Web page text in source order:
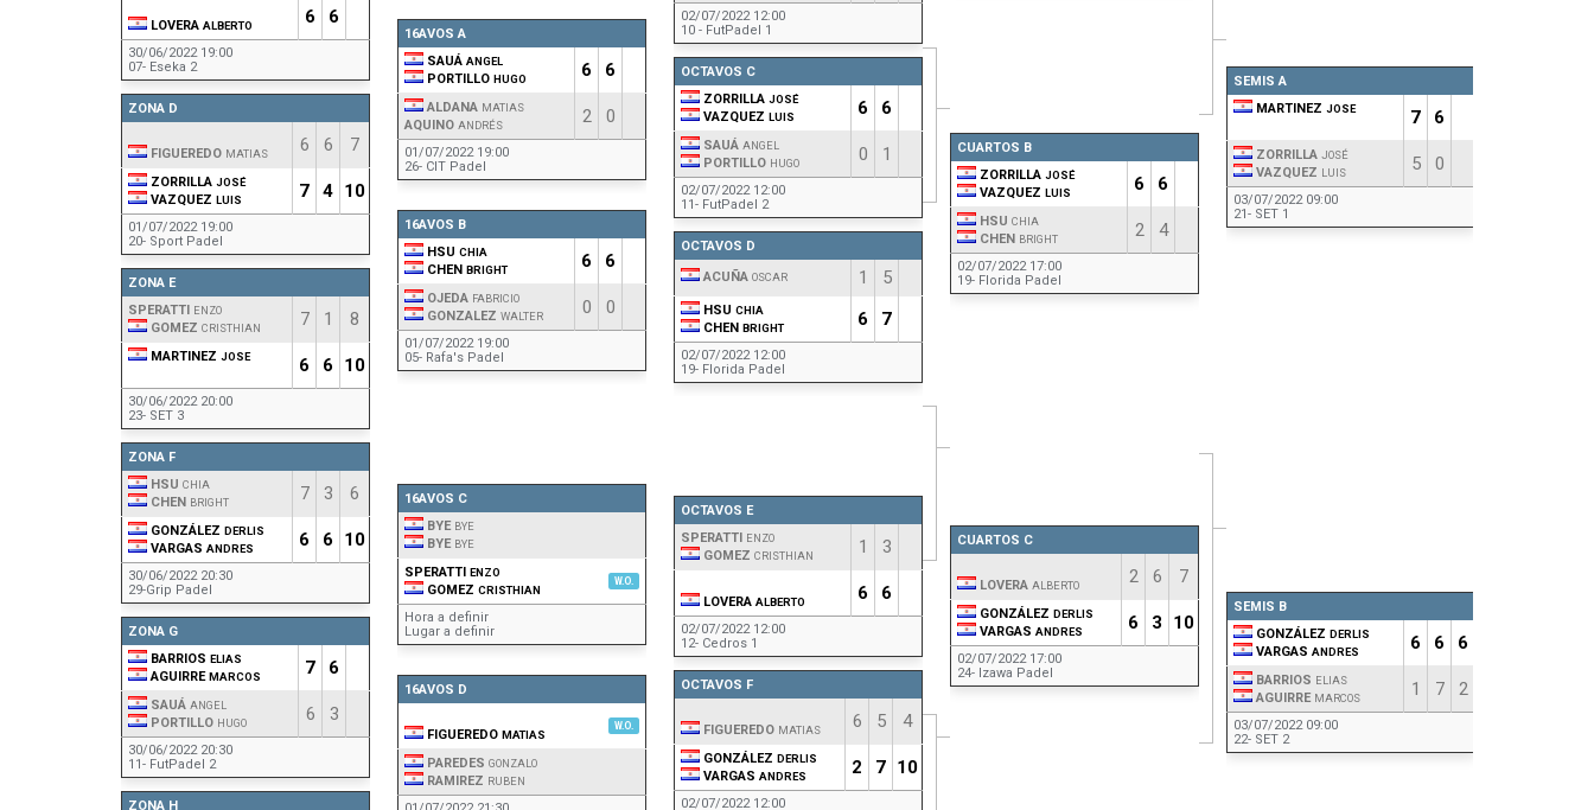
LOVERA ALBERTO 6 6
30/06/2022 19:00
07- Eseka 2
ZONA D
FIGUEREDO MATIAS 6 6 7
ZORRILLA JOSÉ
VAZQUEZ LUIS 7 4 10
01/07/2022 19:00
20- Sport Padel
ZONA E
SPERATTI ENZO
GOMEZ CRISTHIAN 7 1 8
MARTINEZ JOSE 6 6 10
30/06/2022 20:00
23- SET 3
ZONA F
HSU CHIA
CHEN BRIGHT 7 3 6
GONZÁLEZ DERLIS
VARGAS ANDRES 6 6 10
30/06/2022 20:30
29-Grip Padel
ZONA G
BARRIOS ELIAS
AGUIRRE MARCOS 7 6
SAUÁ ANGEL
PORTILLO HUGO 6 3
30/06/2022 20:30
11- FutPadel 2
ZONA H
16AVOS A
SAUÁ ANGEL
PORTILLO HUGO 6 6
ALDANA MATIAS
AQUINO ANDRÉS 2 0
01/07/2022 19:00
26- CIT Padel
16AVOS B
HSU CHIA
CHEN BRIGHT 6 6
OJEDA FABRICIO
GONZALEZ WALTER 0 0
01/07/2022 19:00
05- Rafa's Padel
16AVOS C
BYE BYE
BYE BYE
SPERATTI ENZO
GOMEZ CRISTHIAN
W.O.
Hora a definir
Lugar a definir
16AVOS D
FIGUEREDO MATIAS
W.O.
PAREDES GONZALO
RAMIREZ RUBEN
02/07/2022 12:00
10 - FutPadel 1
OCTAVOS C
ZORRILLA JOSÉ
VAZQUEZ LUIS 6 6
SAUÁ ANGEL
PORTILLO HUGO 0 1
02/07/2022 12:00
11- FutPadel 2
OCTAVOS D
ACUÑA OSCAR 1 5
HSU CHIA
CHEN BRIGHT 6 7
02/07/2022 12:00
19- Florida Padel
OCTAVOS E
SPERATTI ENZO
GOMEZ CRISTHIAN 1 3
LOVERA ALBERTO 6 6
02/07/2022 12:00
12- Cedros 1
OCTAVOS F
FIGUEREDO MATIAS 6 5 4
GONZÁLEZ DERLIS
VARGAS ANDRES 2 7 10
02/07/2022 12:00
CUARTOS B
ZORRILLA JOSÉ
VAZQUEZ LUIS 6 6
HSU CHIA
CHEN BRIGHT 2 4
02/07/2022 17:00
19- Florida Padel
CUARTOS C
LOVERA ALBERTO 2 6 7
GONZÁLEZ DERLIS
VARGAS ANDRES 6 3 10
02/07/2022 17:00
24- Izawa Padel
SEMIS A
MARTINEZ JOSE 7 6
ZORRILLA JOSÉ
VAZQUEZ LUIS 5 0
03/07/2022 09:00
21- SET 1
SEMIS B
GONZÁLEZ DERLIS
VARGAS ANDRES 6 6 6
BARRIOS ELIAS
AGUIRRE MARCOS 1 7 2
03/07/2022 09:00
22- SET 2